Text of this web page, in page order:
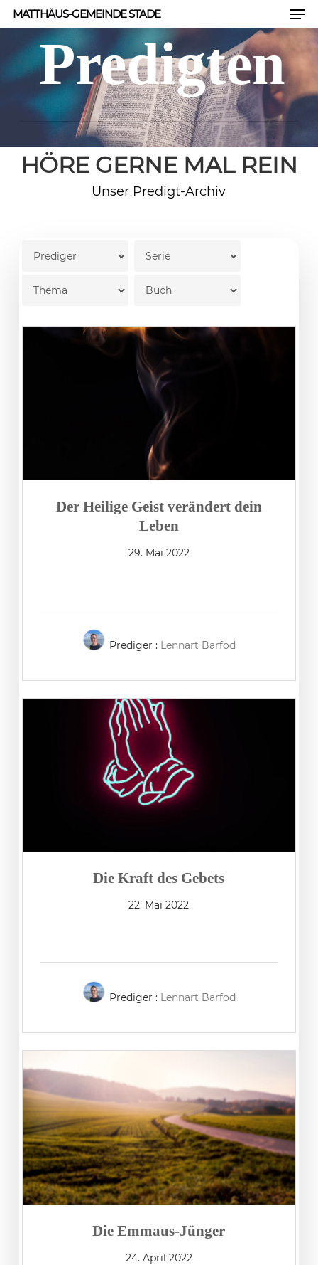
Skip
main
content
MATTHÄUS-GEMEINDE STADE
Predigten
HÖRE GERNE MAL REIN
Unser Predigt-Archiv
Der Heilige Geist verändert dein
Leben
29. Mai 2022
Prediger : Lennart Barfod
Die Kraft des Gebets
22. Mai 2022
Prediger : Lennart Barfod
Die Emmaus-Jünger
24. April 2022
Close
Menu